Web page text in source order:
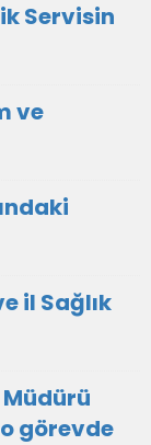
Servisin
ve
il Sağlık
Müdürü
görevde